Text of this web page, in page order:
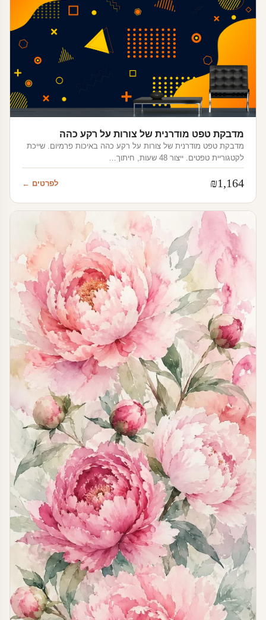
מדבקת טפט מודרנית של צורות על רקע כהה
מדבקת טפט מודרנית של צורות על רקע כהה באיכות פרמיום. שייכת
לקטגוריית טפטים. ייצור 48 שעות, חיתוך…
₪1,164 לפרטים ←